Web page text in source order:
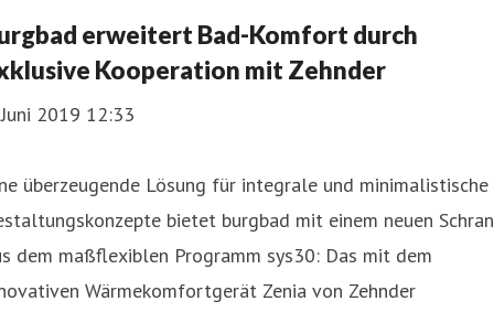
erweitert Bad-Komfort durch
Kooperation mit Zehnder
2019 12:33
überzeugende Lösung für integrale und minimalistische
bietet burgbad mit einem neuen
dem maßflexiblen Programm sys30: Das mit dem
Wärmekomfortgerät Zenia von Zehnder